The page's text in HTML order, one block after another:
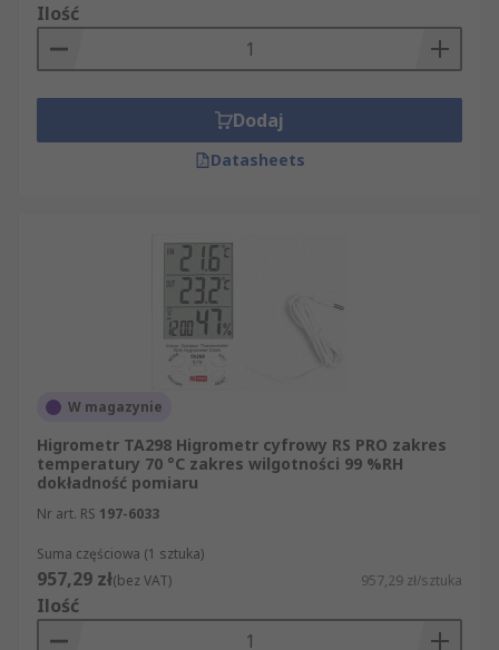
Ilość
Dodaj
Datasheets
W magazynie
Higrometr TA298 Higrometr cyfrowy RS PRO zakres
temperatury 70 °C zakres wilgotności 99 %RH
dokładność pomiaru
Nr art. RS 197-6033
Suma częściowa (1 sztuka)
957,29 zł(bez VAT) 957,29 zł/sztuka
Ilość